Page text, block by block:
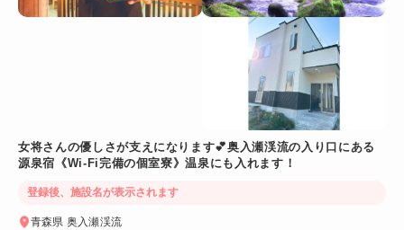
女将さんの優しさが支えになります💕奥入瀬渓流の入り口にある
源泉宿《Wi-Fi完備の個室寮》温泉にも入れます！
登録後、施設名が表示されます
青森県 奥入瀬渓流